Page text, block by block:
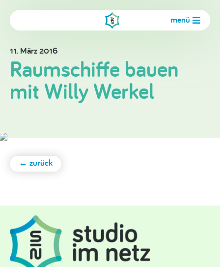
menü
11. März 2016
Raumschiffe bauen
mit Willy Werkel
← zurück